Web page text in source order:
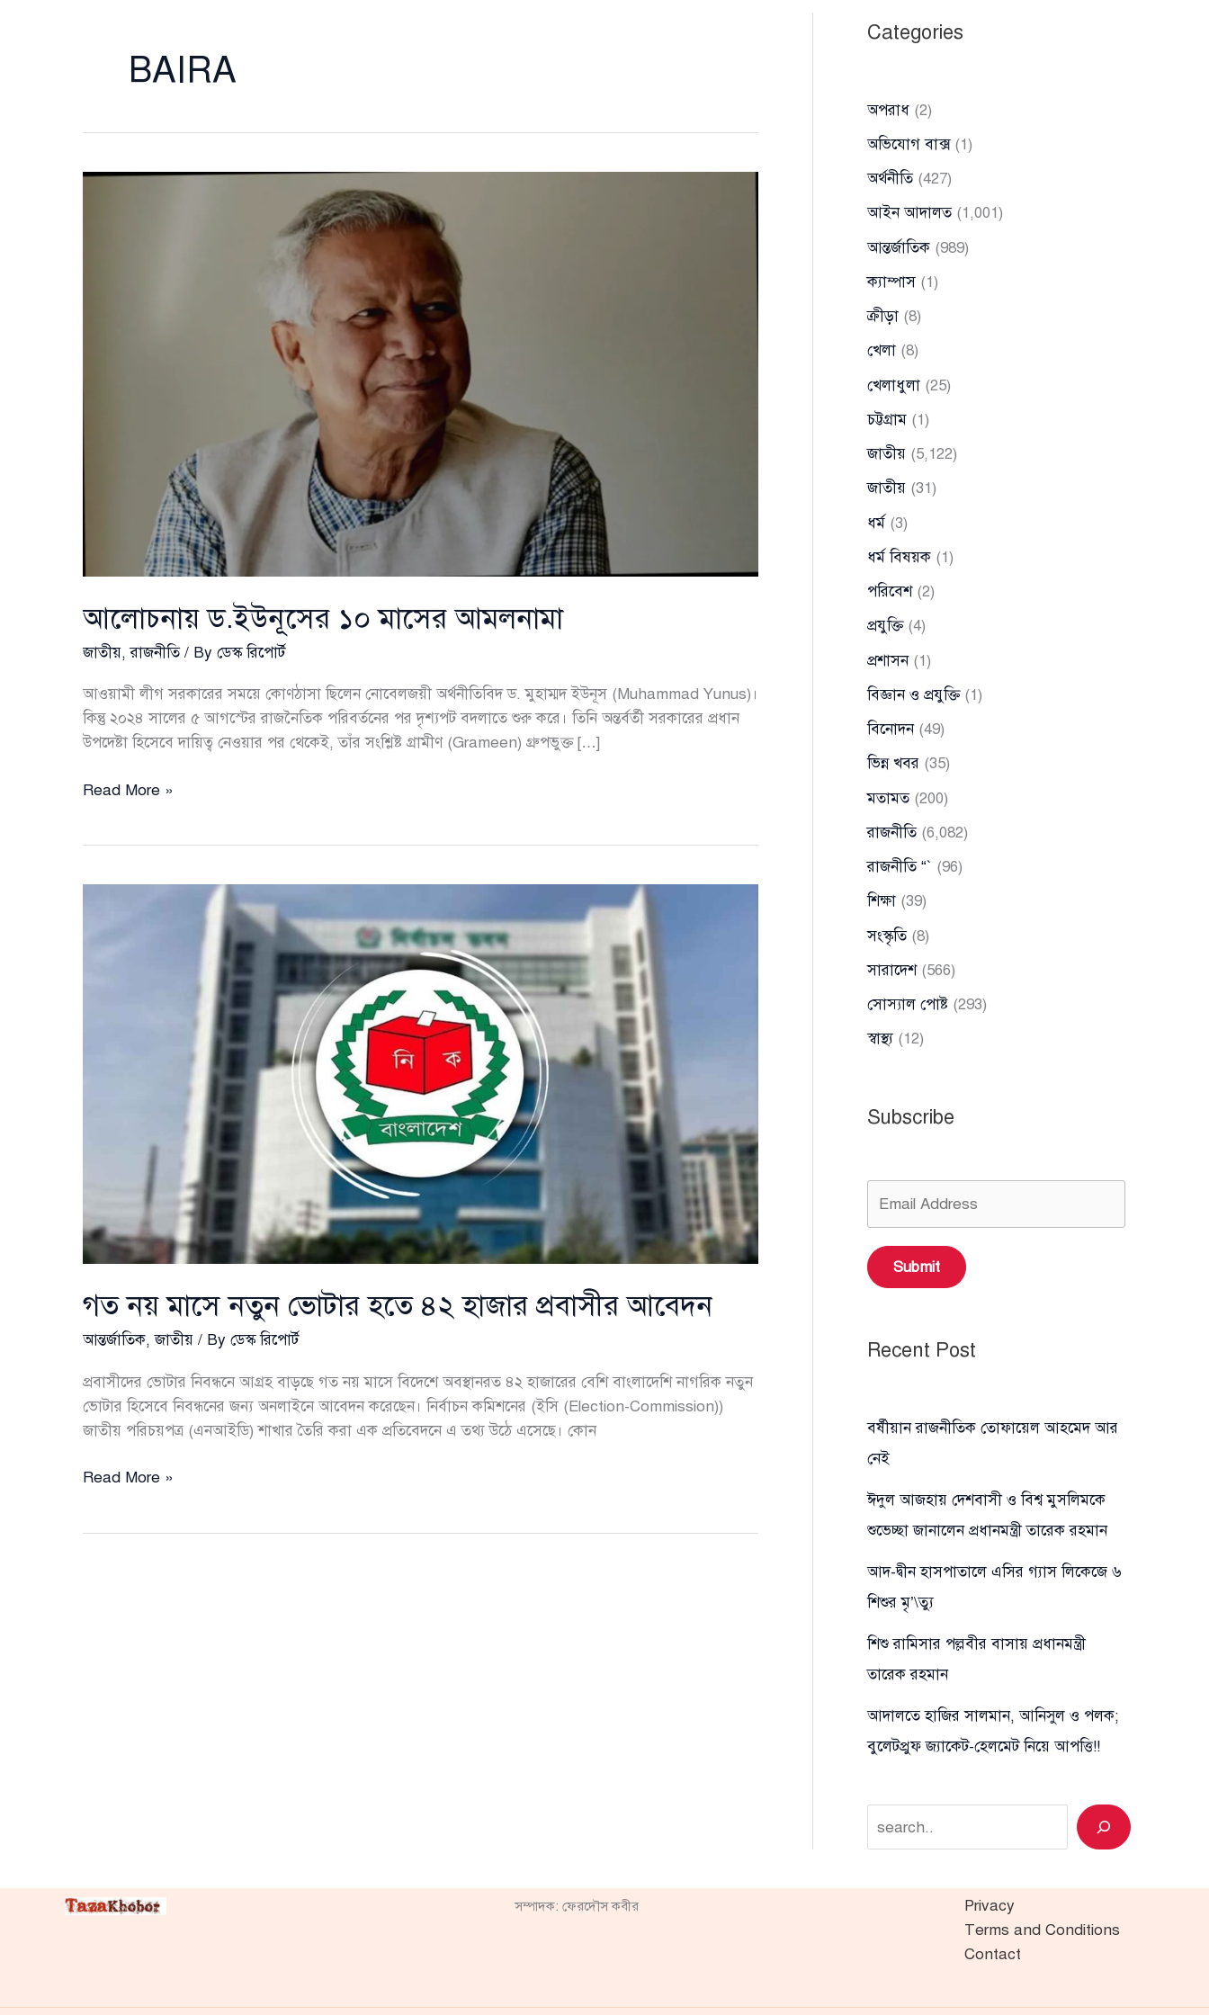
BAIRA
আলোচনায় ড.ইউনূসের ১০ মাসের আমলনামা
জাতীয়,রাজনীতি/ By ডেস্ক রিপোর্ট
আওয়ামী লীগ সরকারের সময়ে কোণঠাসা ছিলেন নোবেলজয়ী অর্থনীতিবিদ ড. মুহাম্মদ ইউনূস (Muhammad Yunus)।
কিন্তু ২০২৪ সালের ৫ আগস্টের রাজনৈতিক পরিবর্তনের পর দৃশ্যপট বদলাতে শুরু করে। তিনি অন্তর্বর্তী সরকারের প্রধান
উপদেষ্টা হিসেবে দায়িত্ব নেওয়ার পর থেকেই, তাঁর সংশ্লিষ্ট গ্রামীণ (Grameen) গ্রুপভুক্ত […]
আলোচনায়
আমলনামা
Read More »
গত নয় মাসে নতুন ভোটার হতে ৪২ হাজার প্রবাসীর আবেদন
আন্তর্জাতিক,জাতীয় / By ডেস্ক রিপোর্ট
প্রবাসীদের ভোটার নিবন্ধনে আগ্রহ বাড়ছে গত নয় মাসে বিদেশে অবস্থানরত ৪২ হাজারের বেশি বাংলাদেশি নাগরিক নতুন
ভোটার হিসেবে নিবন্ধনের জন্য অনলাইনে আবেদন করেছেন। নির্বাচন কমিশনের (ইসি (Election-Commission))
জাতীয় পরিচয়পত্র (এনআইডি) শাখার তৈরি করা এক প্রতিবেদনে এ তথ্য উঠে এসেছে। কোন
গত
Read More »
Categories
অপরাধ (2)
অভিযোগ বাক্স(1)
অর্থনীতি(427)
আইন আদালত(1,001)
আন্তর্জাতিক (989)
ক্যাম্পাস (1)
ক্রীড়া (8)
খেলা (8)
খেলাধুলা (25)
চট্টগ্রাম (1)
জাতীয় (5,122)
জাতীয় (31)
ধর্ম (3)
ধর্ম বিষয়ক (1)
পরিবেশ(2)
প্রযুক্তি(4)
প্রশাসন(1)
বিজ্ঞান ও প্রযুক্তি(1)
বিনোদন(49)
ভিন্ন খবর (35)
মতামত(200)
রাজনীতি(6,082)
রাজনীতি “` (96)
শিক্ষা (39)
সংস্কৃতি(8)
সারাদেশ(566)
সোস্যাল পোষ্ট (293)
স্বাস্থ্য (12)
Subscribe
Submit
Recent Post
বর্ষীয়ান রাজনীতিক তোফায়েল আহমেদ আর
নেই
ঈদুল আজহায় দেশবাসী ও বিশ্ব মুসলিমকে
শুভেচ্ছা জানালেন প্রধানমন্ত্রী তারেক রহমান
আদ-দ্বীন হাসপাতালে এসির গ্যাস লিকেজে ৬
শিশুর মৃ’\ত্যু
শিশু রামিসার পল্লবীর বাসায় প্রধানমন্ত্রী
তারেক রহমান
আদালতে হাজির সালমান, আনিসুল ও পলক;
বুলেটপ্রুফ জ্যাকেট-হেলমেট নিয়ে আপত্তি!!
সম্পাদক: ফেরদৌস কবীর
Privacy
Terms and Conditions
Contact